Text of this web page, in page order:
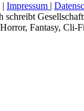
Impressum |
Fantasy, Cli-